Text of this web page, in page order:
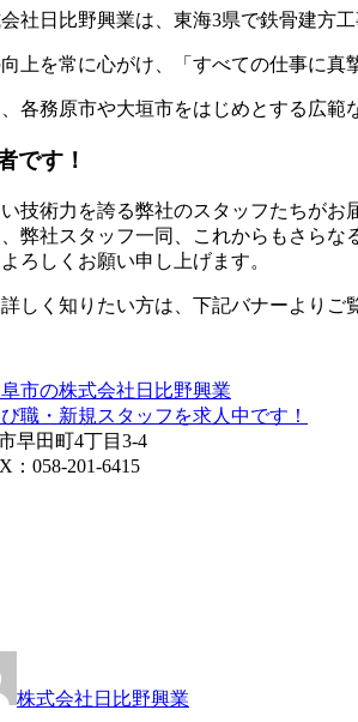
社日比野興業は、東海3県で鉄骨建方
上を常に心がけ、「すべての仕事に
各務原市や大垣市をはじめとする広
です！
技術力を誇る弊社のスタッフたちがお
弊社スタッフ一同、これからもさらな
ろしくお願い申し上げます。
しく知りたい方は、下記バナーよりご
市の株式会社日比野興業
職・新規スタッフを求人中です！
早田町4丁目3-4
058-201-6415
株式会社日比野興業